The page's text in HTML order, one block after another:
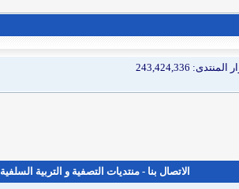
الاتصال بنا - منتديات التصفية و التربية السلفية